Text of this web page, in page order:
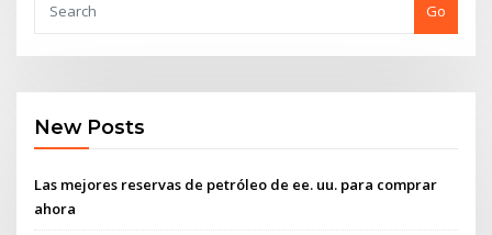
Go
New Posts
Las mejores reservas de petróleo de ee. uu. para comprar
ahora